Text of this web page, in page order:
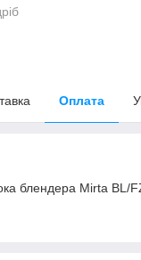
Оплата
блендера Mirta BL/